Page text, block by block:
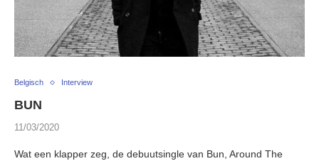
Belgisch Interview
BUN
11/03/2020
Wat een klapper zeg, de debuutsingle van Bun, Around The